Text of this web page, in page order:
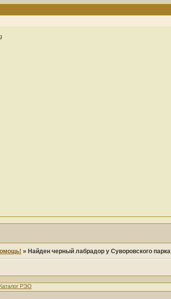
» Найден черный лабрадор у Суворовского парка